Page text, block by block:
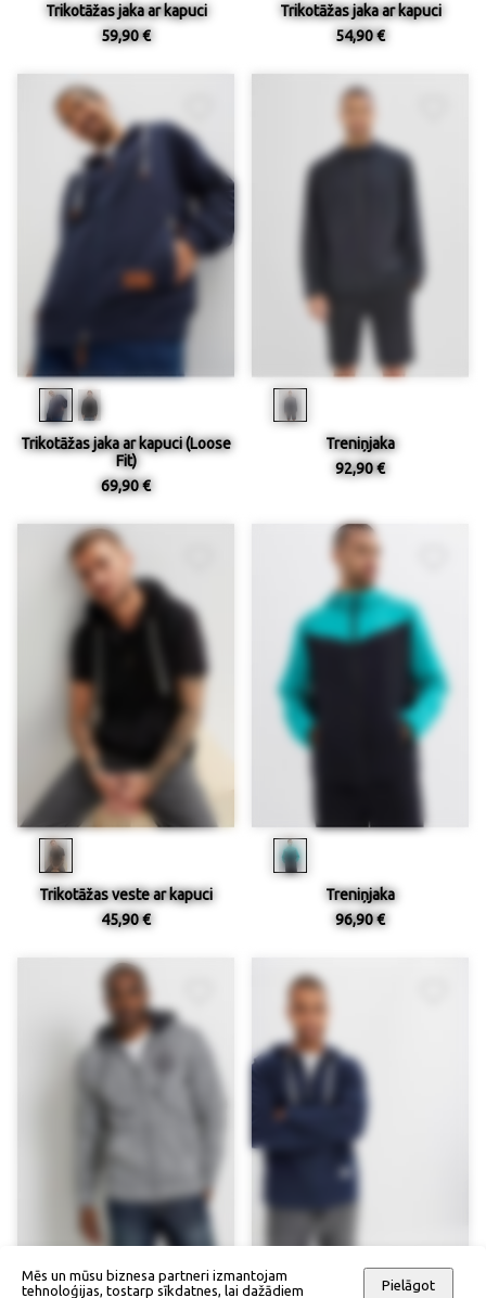
Trikotāžas jaka ar kapuci
59,90 €
Trikotāžas jaka ar kapuci
54,90 €
Trikotāžas jaka ar kapuci (Loose
Fit)
69,90 €
Treniņjaka
92,90 €
Trikotāžas veste ar kapuci
45,90 €
Treniņjaka
96,90 €
Mēs un mūsu biznesa partneri izmantojam
tehnoloģijas, tostarp sīkdatnes, lai dažādiem
Pielāgot